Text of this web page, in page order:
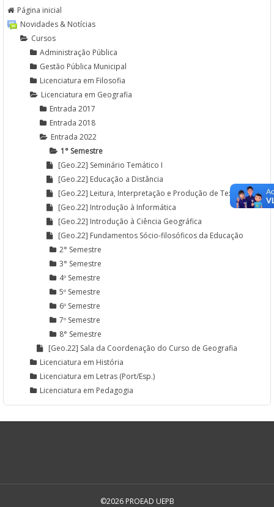
Página inicial
Novidades & Notícias
Cursos
Administração Pública
Gestão Pública Municipal
Licenciatura em Filosofia
Licenciatura em Geografia
Entrada 2017
Entrada 2018
Entrada 2022
1° Semestre
[Geo.22] Seminário Temático I
[Geo.22] Educação a Distância
[Geo.22] Leitura, Interpretação e Produção de Textos
[Geo.22] Introdução à Informática
[Geo.22] Introdução à Ciência Geográfica
[Geo.22] Fundamentos Sócio-filosóficos da Educação
2° Semestre
3° Semestre
4º Semestre
5º Semestre
6º Semestre
7º Semestre
8° Semestre
[Geo.22] Sala da Coordenação do Curso de Geografia
Licenciatura em História
Licenciatura em Letras (Port/Esp.)
Licenciatura em Pedagogia
©2026 PROEAD UEPB